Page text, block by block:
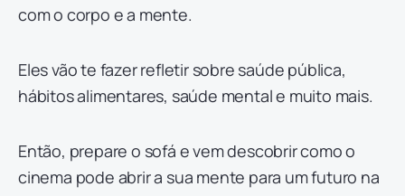
com o corpo e a mente.
Eles vão te fazer refletir sobre saúde pública,
hábitos alimentares, saúde mental e muito mais.
Então, prepare o sofá e vem descobrir como o
cinema pode abrir a sua mente para um futuro na